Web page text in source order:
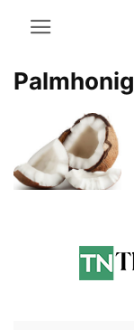
Palmhonig